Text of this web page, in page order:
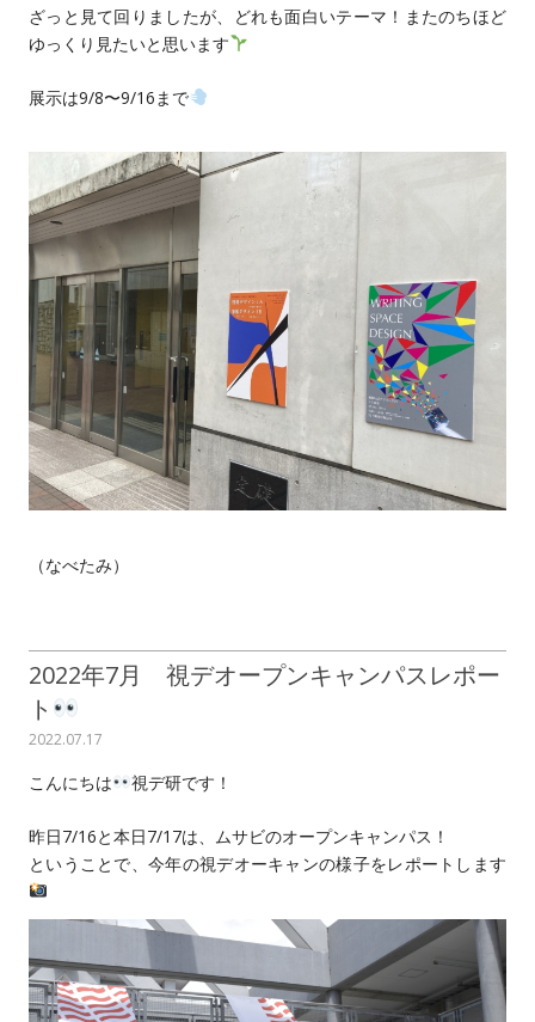
ざっと見て回りましたが、どれも面白いテーマ！またのちほど
ゆっくり見たいと思います
展示は9/8〜9/16まで
（なべたみ）
2022年7月 視デオープンキャンパスレポー
ト
2022.07.17
こんにちは 視デ研です！
昨日7/16と本日7/17は、ムサビのオープンキャンパス！
ということで、今年の視デオーキャンの様子をレポートします